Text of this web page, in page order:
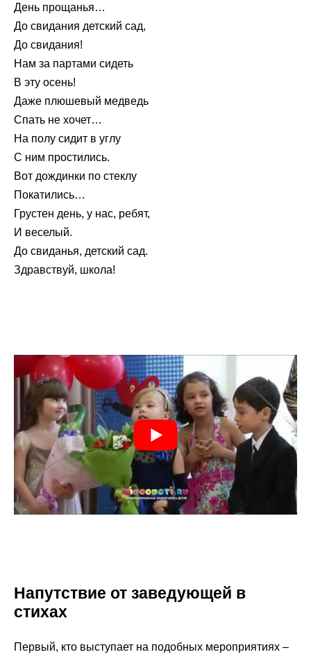
День прощанья…
До свидания детский сад,
До свидания!
Нам за партами сидеть
В эту осень!
Даже плюшевый медведь
Спать не хочет…
На полу сидит в углу
С ним простились.
Вот дождинки по стеклу
Покатились…
Грустен день, у нас, ребят,
И веселый.
До свиданья, детский сад.
Здравствуй, школа!
Напутствие от заведующей в
стихах
Первый, кто выступает на подобных мероприятиях –